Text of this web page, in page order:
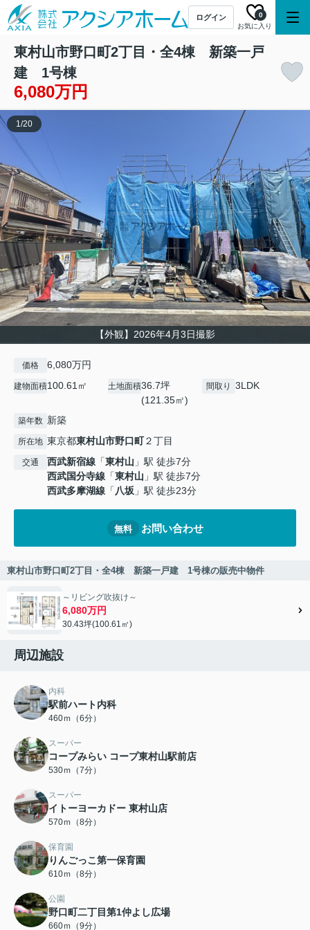
ログイン
お気に入り
0
東村山市野口町2丁目・全4棟 新築一戸
建 1号棟
6,080万円
【外観】2026年4月3日撮影
1/20
価格 6,080万円
建物面積100.61㎡ 土地面積36.7坪
(121.35㎡)
間取り 3LDK
築年数 新築
所在地 東京都東村山市野口町２丁目
交通 西武新宿線 「東村山 」駅 徒歩7分
西武国分寺線 「東村山 」駅 徒歩7分
西武多摩湖線 「八坂 」駅 徒歩23分
無料 お問い合わせ
東村山市野口町2丁目・全4棟 新築一戸建 1号棟の販売中物件
～リビング吹抜け～
6,080万円
30.43坪(100.61㎡)
周辺施設
内科
駅前ハート内科
460ｍ（6分）
スーパー
コープみらい コープ東村山駅前店
530ｍ（7分）
スーパー
イトーヨーカドー 東村山店
570ｍ（8分）
保育園
りんごっこ第一保育園
610ｍ（8分）
公園
野口町二丁目第1仲よし広場
660ｍ（9分）